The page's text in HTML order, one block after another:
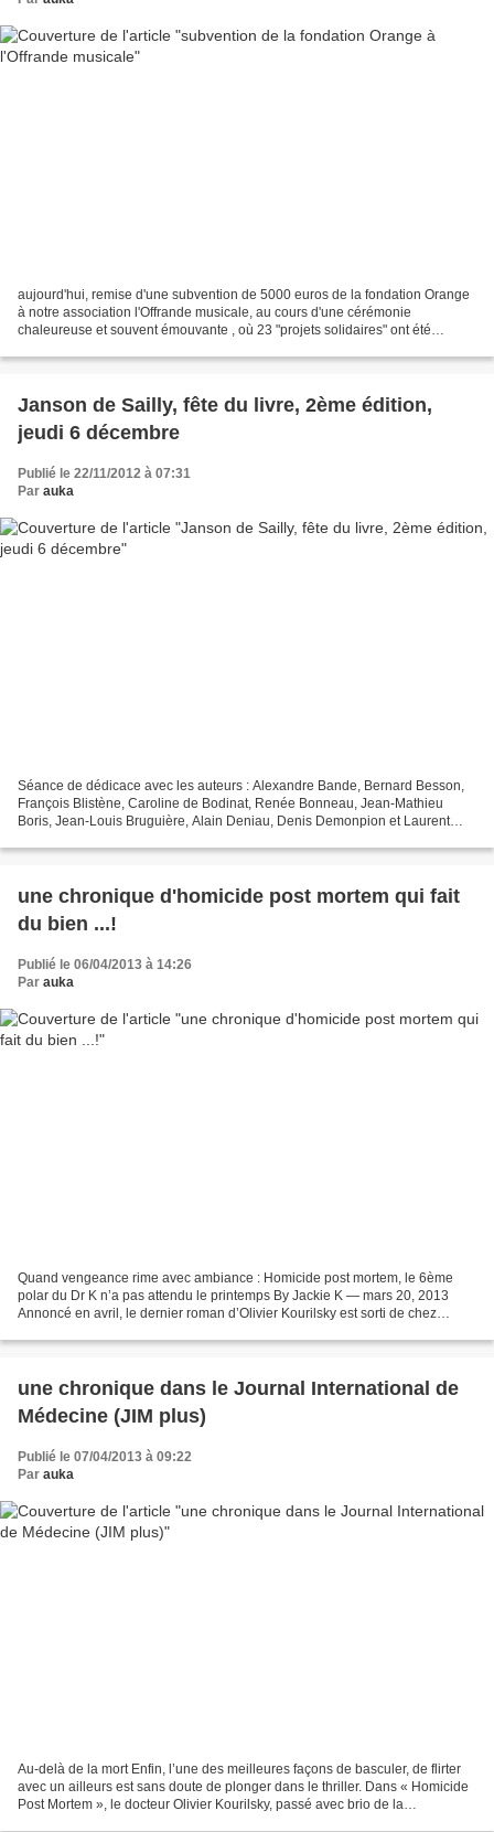
aujourd'hui, remise d'une subvention de 5000 euros de la fondation Orange
à notre association l'Offrande musicale, au cours d'une cérémonie
chaleureuse et souvent émouvante , où 23 "projets solidaires" ont été
Janson de Sailly, fête du livre, 2ème édition,
jeudi 6 décembre
Publié le 22/11/2012 à 07:31
Par auka
Séance de dédicace avec les auteurs : Alexandre Bande, Bernard Besson,
François Blistène, Caroline de Bodinat, Renée Bonneau, Jean-Mathieu
Boris, Jean-Louis Bruguière, Alain Deniau, Denis Demonpion et Laurent
une chronique d'homicide post mortem qui fait
du bien ...!
Publié le 06/04/2013 à 14:26
Par auka
Quand vengeance rime avec ambiance : Homicide post mortem, le 6ème
polar du Dr K n’a pas attendu le printemps By Jackie K — mars 20, 2013
Annoncé en avril, le dernier roman d’Olivier Kourilsky est sorti de chez
une chronique dans le Journal International de
Médecine (JIM plus)
Publié le 07/04/2013 à 09:22
Par auka
Au-delà de la mort Enfin, l’une des meilleures façons de basculer, de flirter
avec un ailleurs est sans doute de plonger dans le thriller. Dans « Homicide
Post Mortem », le docteur Olivier Kourilsky, passé avec brio de la